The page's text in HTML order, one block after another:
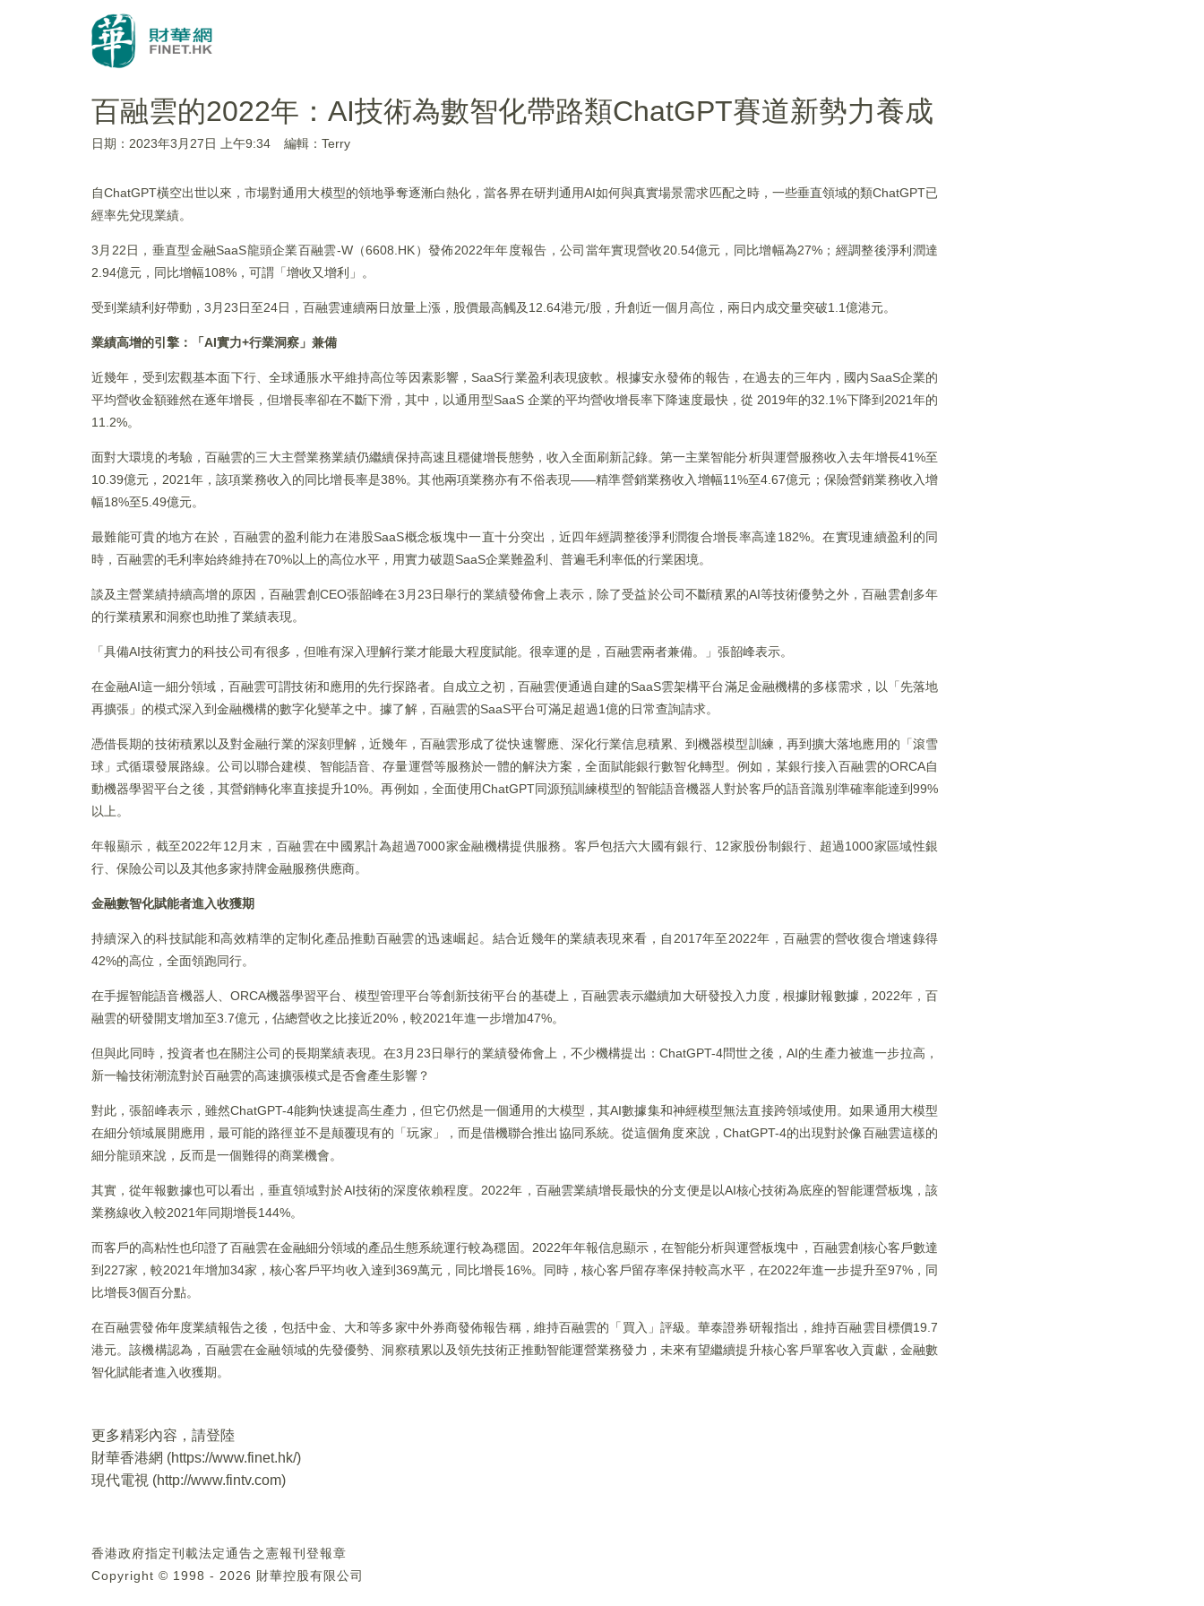
百融雲的2022年：AI技術為數智化帶路類ChatGPT賽道新勢力養成
日期：2023年3月27日 上午9:34 編輯：Terry
自ChatGPT橫空出世以來，市場對通用大模型的領地爭奪逐漸白熱化，當各界在研判通用AI如何與真實場景需求匹配之時，一些垂直領域的類ChatGPT已
經率先兌現業績。
3月22日，垂直型金融SaaS龍頭企業百融雲-W（6608.HK）發佈2022年年度報告，公司當年實現營收20.54億元，同比增幅為27%；經調整後淨利潤達
2.94億元，同比增幅108%，可謂「增收又增利」。
受到業績利好帶動，3月23日至24日，百融雲連續兩日放量上漲，股價最高觸及12.64港元/股，升創近一個月高位，兩日内成交量突破1.1億港元。
業績高增的引擎：「AI實力+行業洞察」兼備
近幾年，受到宏觀基本面下行、全球通脹水平維持高位等因素影響，SaaS行業盈利表現疲軟。根據安永發佈的報告，在過去的三年内，國内SaaS企業的
平均營收金額雖然在逐年增長，但增長率卻在不斷下滑，其中，以通用型SaaS 企業的平均營收增長率下降速度最快，從 2019年的32.1%下降到2021年的
11.2%。
面對大環境的考驗，百融雲的三大主營業務業績仍繼續保持高速且穩健增長態勢，收入全面刷新記錄。第一主業智能分析與運營服務收入去年增長41%至
10.39億元，2021年，該項業務收入的同比增長率是38%。其他兩項業務亦有不俗表現——精準營銷業務收入增幅11%至4.67億元；保險營銷業務收入增
幅18%至5.49億元。
最難能可貴的地方在於，百融雲的盈利能力在港股SaaS概念板塊中一直十分突出，近四年經調整後淨利潤復合增長率高達182%。在實現連續盈利的同
時，百融雲的毛利率始終維持在70%以上的高位水平，用實力破題SaaS企業難盈利、普遍毛利率低的行業困境。
談及主營業績持續高增的原因，百融雲創CEO張韶峰在3月23日舉行的業績發佈會上表示，除了受益於公司不斷積累的AI等技術優勢之外，百融雲創多年
的行業積累和洞察也助推了業績表現。
「具備AI技術實力的科技公司有很多，但唯有深入理解行業才能最大程度賦能。很幸運的是，百融雲兩者兼備。」張韶峰表示。
在金融AI這一細分領域，百融雲可謂技術和應用的先行探路者。自成立之初，百融雲便通過自建的SaaS雲架構平台滿足金融機構的多樣需求，以「先落地
再擴張」的模式深入到金融機構的數字化變革之中。據了解，百融雲的SaaS平台可滿足超過1億的日常查詢請求。
憑借長期的技術積累以及對金融行業的深刻理解，近幾年，百融雲形成了從快速響應、深化行業信息積累、到機器模型訓練，再到擴大落地應用的「滾雪
球」式循環發展路線。公司以聯合建模、智能語音、存量運營等服務於一體的解決方案，全面賦能銀行數智化轉型。例如，某銀行接入百融雲的ORCA自
動機器學習平台之後，其營銷轉化率直接提升10%。再例如，全面使用ChatGPT同源預訓練模型的智能語音機器人對於客戶的語音識别準確率能達到99%
以上。
年報顯示，截至2022年12月末，百融雲在中國累計為超過7000家金融機構提供服務。客戶包括六大國有銀行、12家股份制銀行、超過1000家區域性銀
行、保險公司以及其他多家持牌金融服務供應商。
金融數智化賦能者進入收獲期
持續深入的科技賦能和高效精準的定制化產品推動百融雲的迅速崛起。結合近幾年的業績表現來看，自2017年至2022年，百融雲的營收復合增速錄得
42%的高位，全面領跑同行。
在手握智能語音機器人、ORCA機器學習平台、模型管理平台等創新技術平台的基礎上，百融雲表示繼續加大研發投入力度，根據財報數據，2022年，百
融雲的研發開支增加至3.7億元，佔總營收之比接近20%，較2021年進一步增加47%。
但與此同時，投資者也在關注公司的長期業績表現。在3月23日舉行的業績發佈會上，不少機構提出：ChatGPT-4問世之後，AI的生產力被進一步拉高，
新一輪技術潮流對於百融雲的高速擴張模式是否會產生影響？
對此，張韶峰表示，雖然ChatGPT-4能夠快速提高生產力，但它仍然是一個通用的大模型，其AI數據集和神經模型無法直接跨領域使用。如果通用大模型
在細分領域展開應用，最可能的路徑並不是颠覆現有的「玩家」，而是借機聯合推出協同系統。從這個角度來說，ChatGPT-4的出現對於像百融雲這樣的
細分龍頭來說，反而是一個難得的商業機會。
其實，從年報數據也可以看出，垂直領域對於AI技術的深度依賴程度。2022年，百融雲業績增長最快的分支便是以AI核心技術為底座的智能運營板塊，該
業務線收入較2021年同期增長144%。
而客戶的高粘性也印證了百融雲在金融細分領域的產品生態系統運行較為穩固。2022年年報信息顯示，在智能分析與運營板塊中，百融雲創核心客戶數達
到227家，較2021年增加34家，核心客戶平均收入達到369萬元，同比增長16%。同時，核心客戶留存率保持較高水平，在2022年進一步提升至97%，同
比增長3個百分點。
在百融雲發佈年度業績報告之後，包括中金、大和等多家中外券商發佈報告稱，維持百融雲的「買入」評級。華泰證券研報指出，維持百融雲目標價19.7
港元。該機構認為，百融雲在金融領域的先發優勢、洞察積累以及領先技術正推動智能運營業務發力，未來有望繼續提升核心客戶單客收入貢獻，金融數
智化賦能者進入收獲期。
更多精彩內容，請登陸
財華香港網 (https://www.finet.hk/)
現代電視 (http://www.fintv.com)
香港政府指定刊載法定通告之憲報刊登報章
Copyright © 1998 - 2026 財華控股有限公司